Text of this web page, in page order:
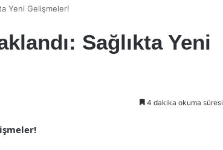
Yeni Gelişmeler!
Sağlıkta Yeni
4 dakika okuma süresi